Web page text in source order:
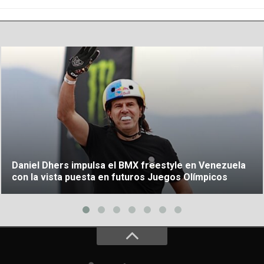
Daniel Dhers impulsa el BMX freestyle en Venezuela
con la vista puesta en futuros Juegos Olímpicos